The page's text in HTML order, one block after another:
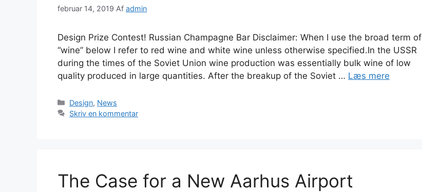
februar 14, 2019 Af admin
Design Prize Contest! Russian Champagne Bar Disclaimer: When I use the broad term of
“wine” below I refer to red wine and white wine unless otherwise specified.In the USSR
during the times of the Soviet Union wine production was essentially bulk wine of low
quality produced in large quantities. After the breakup of the Soviet … Læs mere
Kategorier
Design, News
Skriv en kommentar
The Case for a New Aarhus Airport